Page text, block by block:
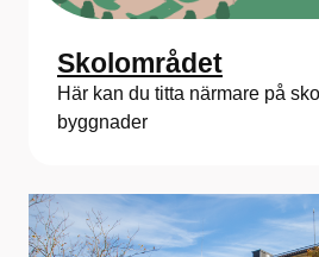
Skolområdet
Här kan du titta närmare på
byggnader